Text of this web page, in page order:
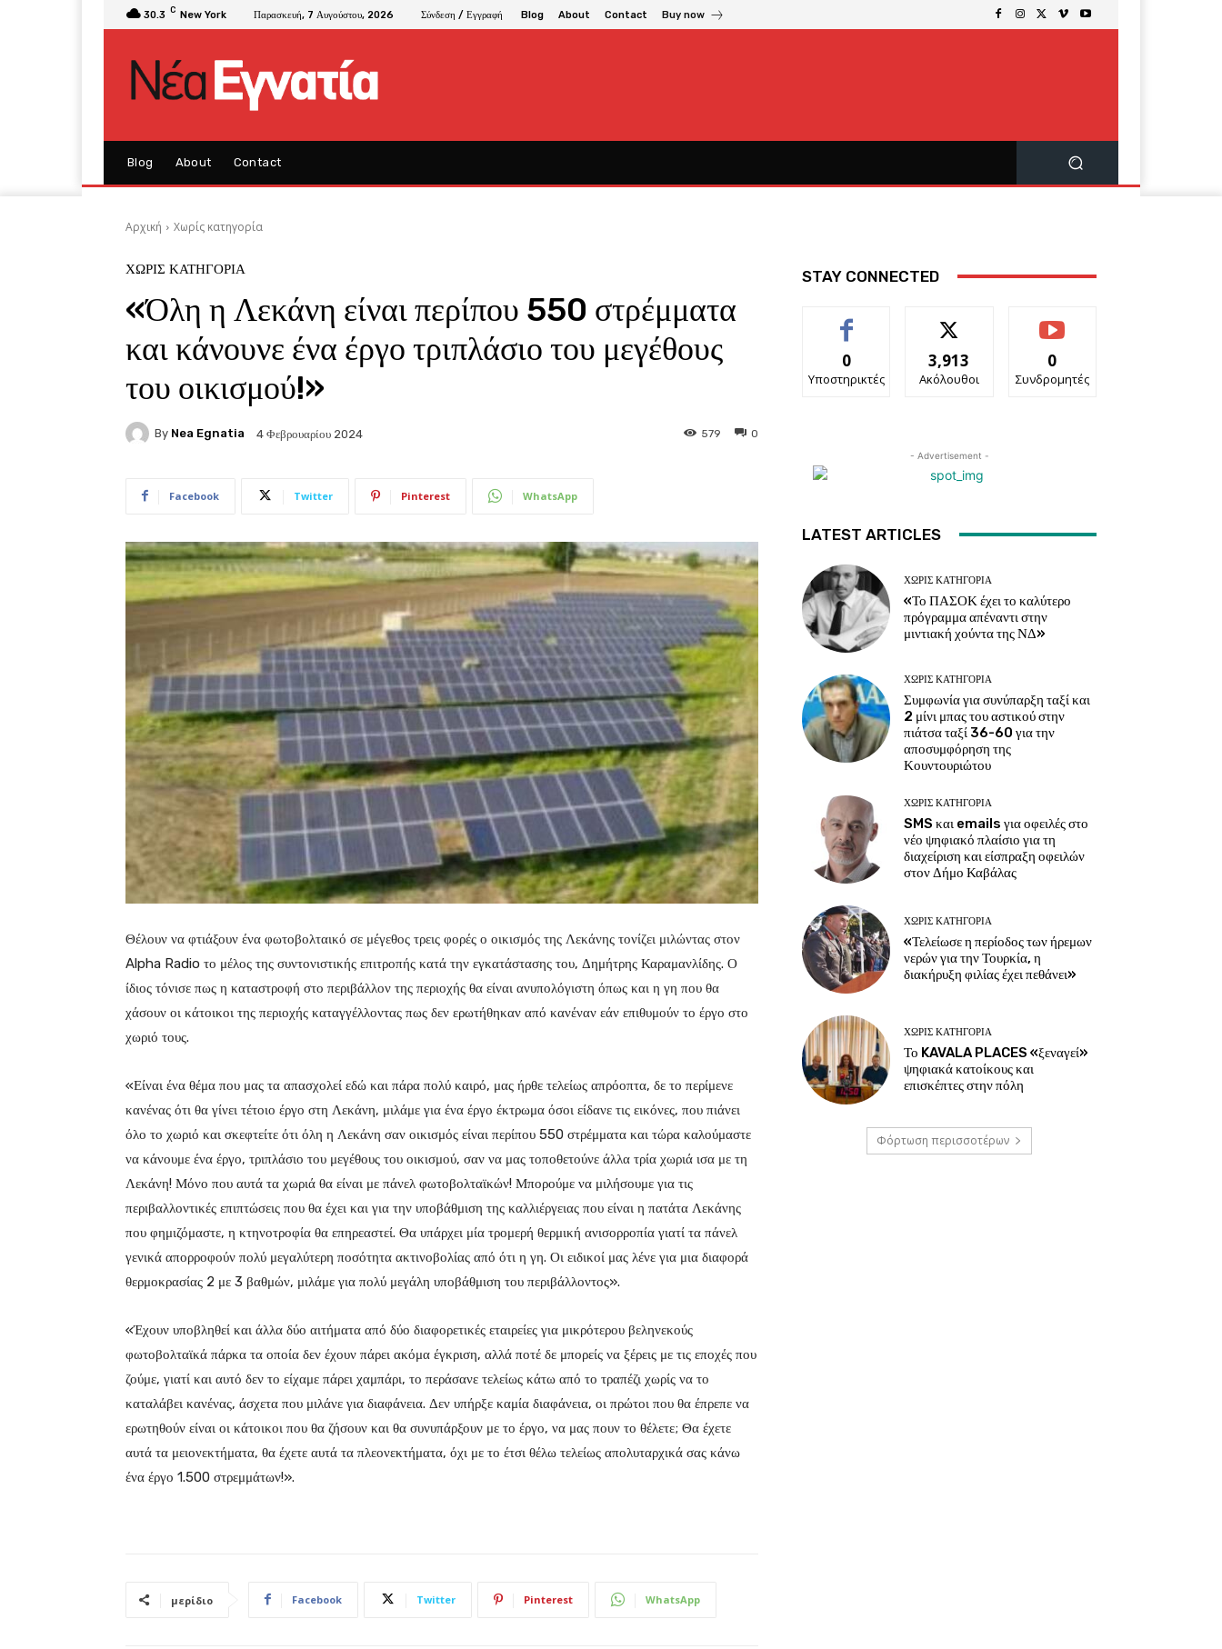
30.3 C New York Παρασκευή, 7 Αυγούστου, 2026 Σύνδεση / Εγγραφή Blog About Contact Buy now
Blog About Contact
Αρχική Χωρίς κατηγορία
ΧΩΡΊΣ ΚΑΤΗΓΟΡΊΑ
«Όλη η Λεκάνη είναι περίπου 550 στρέμματα
και κάνουνε ένα έργο τριπλάσιο του μεγέθους
του οικισμού!»
By Nea Egnatia 4 Φεβρουαρίου 2024 0
579
Facebook Twitter Pinterest WhatsApp
Θέλουν να φτιάξουν ένα φωτοβολταικό σε μέγεθος τρεις φορές ο οικισμός της Λεκάνης τονίζει μιλώντας στον
Alpha Radio το μέλος της συντονιστικής επιτροπής κατά την εγκατάστασης του, Δημήτρης Καραμανλίδης. Ο
ίδιος τόνισε πως η καταστροφή στο περιβάλλον της περιοχής θα είναι ανυπολόγιστη όπως και η γη που θα
χάσουν οι κάτοικοι της περιοχής καταγγέλλοντας πως δεν ερωτήθηκαν από κανέναν εάν επιθυμούν το έργο στο
χωριό τους.
«Είναι ένα θέμα που μας τα απασχολεί εδώ και πάρα πολύ καιρό, μας ήρθε τελείως απρόοπτα, δε το περίμενε
κανένας ότι θα γίνει τέτοιο έργο στη Λεκάνη, μιλάμε για ένα έργο έκτρωμα όσοι είδανε τις εικόνες, που πιάνει
όλο το χωριό και σκεφτείτε ότι όλη η Λεκάνη σαν οικισμός είναι περίπου 550 στρέμματα και τώρα καλούμαστε
να κάνουμε ένα έργο, τριπλάσιο του μεγέθους του οικισμού, σαν να μας τοποθετούνε άλλα τρία χωριά ισα με τη
Λεκάνη! Μόνο που αυτά τα χωριά θα είναι με πάνελ φωτοβολταϊκών! Μπορούμε να μιλήσουμε για τις
περιβαλλοντικές επιπτώσεις που θα έχει και για την υποβάθμιση της καλλιέργειας που είναι η πατάτα Λεκάνης
που φημιζόμαστε, η κτηνοτροφία θα επηρεαστεί. Θα υπάρχει μία τρομερή θερμική ανισορροπία γιατί τα πάνελ
γενικά απορροφούν πολύ μεγαλύτερη ποσότητα ακτινοβολίας από ότι η γη. Οι ειδικοί μας λένε για μια διαφορά
θερμοκρασίας 2 με 3 βαθμών, μιλάμε για πολύ μεγάλη υποβάθμιση του περιβάλλοντος».
«Έχουν υποβληθεί και άλλα δύο αιτήματα από δύο διαφορετικές εταιρείες για μικρότερου βεληνεκούς
φωτοβολταϊκά πάρκα τα οποία δεν έχουν πάρει ακόμα έγκριση, αλλά ποτέ δε μπορείς να ξέρεις με τις εποχές που
ζούμε, γιατί και αυτό δεν το είχαμε πάρει χαμπάρι, το περάσανε τελείως κάτω από το τραπέζι χωρίς να το
καταλάβει κανένας, άσχετα που μιλάνε για διαφάνεια. Δεν υπήρξε καμία διαφάνεια, οι πρώτοι που θα έπρεπε να
ερωτηθούν είναι οι κάτοικοι που θα ζήσουν και θα συνυπάρξουν με το έργο, να μας πουν το θέλετε; Θα έχετε
αυτά τα μειονεκτήματα, θα έχετε αυτά τα πλεονεκτήματα, όχι με το έτσι θέλω τελείως απολυταρχικά σας κάνω
ένα έργο 1.500 στρεμμάτων!».
μερίδιο Facebook Twitter Pinterest WhatsApp
STAY CONNECTED
0
Υποστηρικτές
3,913
Ακόλουθοι
0
Συνδρομητές
- Advertisement -
LATEST ARTICLES
ΧΩΡΊΣ ΚΑΤΗΓΟΡΊΑ
«Το ΠΑΣΟΚ έχει το καλύτερο
πρόγραμμα απέναντι στην
μιντιακή χούντα της ΝΔ»
ΧΩΡΊΣ ΚΑΤΗΓΟΡΊΑ
Συμφωνία για συνύπαρξη ταξί και
2 μίνι μπας του αστικού στην
πιάτσα ταξί 36-60 για την
αποσυμφόρηση της
Κουντουριώτου
ΧΩΡΊΣ ΚΑΤΗΓΟΡΊΑ
SMS και emails για οφειλές στο
νέο ψηφιακό πλαίσιο για τη
διαχείριση και είσπραξη οφειλών
στον Δήμο Καβάλας
ΧΩΡΊΣ ΚΑΤΗΓΟΡΊΑ
«Τελείωσε η περίοδος των ήρεμων
νερών για την Τουρκία, η
διακήρυξη φιλίας έχει πεθάνει»
ΧΩΡΊΣ ΚΑΤΗΓΟΡΊΑ
Το KAVALA PLACES «ξεναγεί»
ψηφιακά κατοίκους και
επισκέπτες στην πόλη
Φόρτωση περισσοτέρων